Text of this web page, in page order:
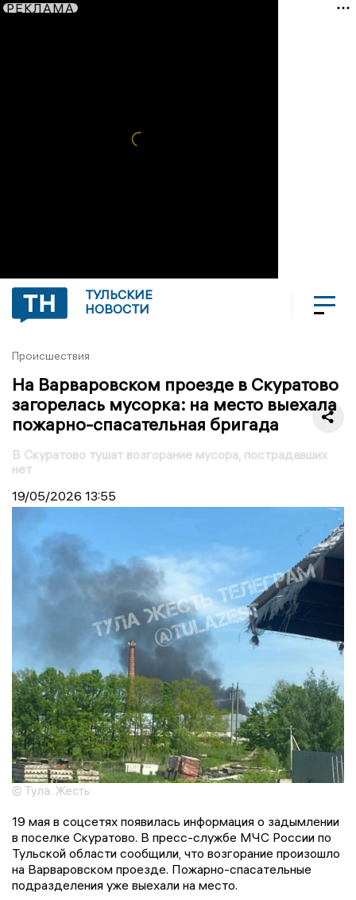
РЕКЛАМА
ТУЛЬСКИЕ
НОВОСТИ
Происшествия
На Варваровском проезде в Скуратово
загорелась мусорка: на место выехала
пожарно-спасательная бригада
В Скуратово тушат возгорание мусора, пострадавших
нет
19/05/2026 13:55
© Тула. Жесть
19 мая в соцсетях появилась информация о задымлении
в поселке Скуратово. В пресс-службе МЧС России по
Тульской области сообщили, что возгорание произошло
на Варваровском проезде. Пожарно-спасательные
подразделения уже выехали на место.